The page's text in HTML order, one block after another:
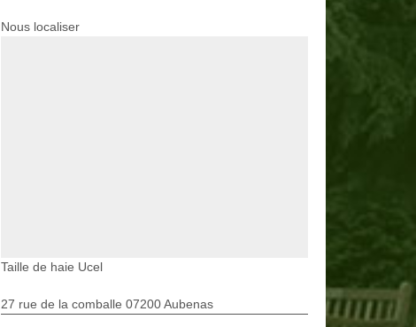
Nous localiser
Taille de haie Ucel
27 rue de la comballe 07200 Aubenas